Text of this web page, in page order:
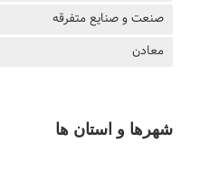
صنعت و صنایع متفرقه
معادن
شهرها و استان ها